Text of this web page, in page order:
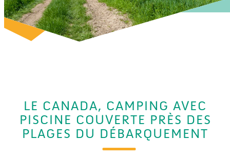
LE CANADA, CAMPING AVEC
PISCINE COUVERTE PRÈS DES
PLAGES DU DÉBARQUEMENT